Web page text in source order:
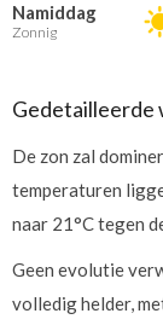
Namiddag
Zonnig
Gedetailleerde
De zon zal
temperaturen
naar 21°C tegen
Geen evolutie
volledig helder,